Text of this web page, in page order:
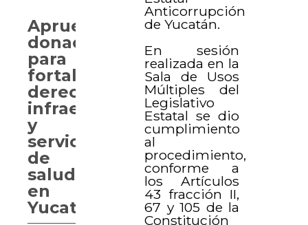
Anticorrupción
de Yucatán.
En sesión
realizada en la
Sala de Usos
Múltiples del
Legislativo
Estatal se dio
cumplimiento
al
procedimiento,
conforme a
los Artículos
43 fracción II,
67 y 105 de la
Constitución
Aprueban
donaciones
para
fortalecer
derechos,
infraestructura
y
servicios
de
salud
en
Yucatán